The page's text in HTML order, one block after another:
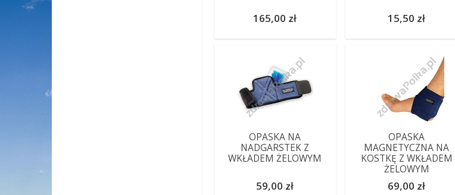
165,00 zł 15,50 zł
OPASKA NA
NADGARSTEK Z
WKŁADEM ŻELOWYM
59,00 zł
OPASKA
MAGNETYCZNA NA
KOSTKĘ Z WKŁADEM
ŻELOWYM
69,00 zł